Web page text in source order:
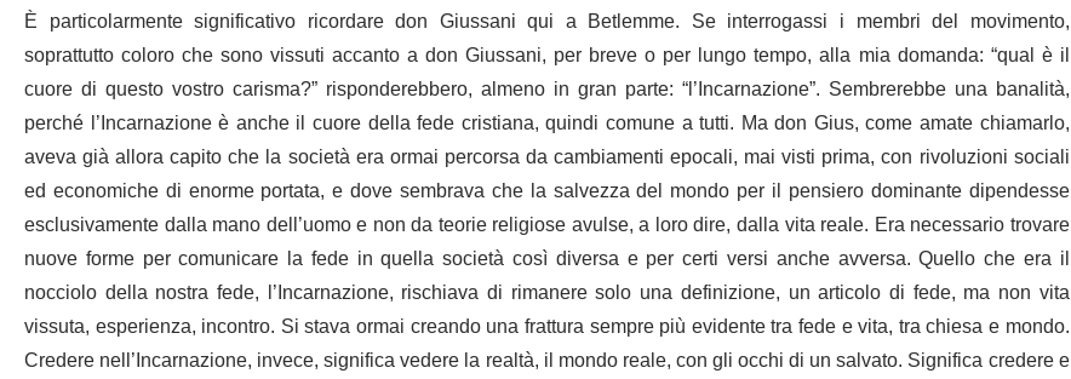
È particolarmente significativo ricordare don Giussani qui a Betlemme. Se interrogassi i membri del movimento,
soprattutto coloro che sono vissuti accanto a don Giussani, per breve o per lungo tempo, alla mia domanda: “qual è il
cuore di questo vostro carisma?” risponderebbero, almeno in gran parte: “l’Incarnazione”. Sembrerebbe una banalità,
perché l’Incarnazione è anche il cuore della fede cristiana, quindi comune a tutti. Ma don Gius, come amate chiamarlo,
aveva già allora capito che la società era ormai percorsa da cambiamenti epocali, mai visti prima, con rivoluzioni sociali
ed economiche di enorme portata, e dove sembrava che la salvezza del mondo per il pensiero dominante dipendesse
esclusivamente dalla mano dell’uomo e non da teorie religiose avulse, a loro dire, dalla vita reale. Era necessario trovare
nuove forme per comunicare la fede in quella società così diversa e per certi versi anche avversa. Quello che era il
nocciolo della nostra fede, l’Incarnazione, rischiava di rimanere solo una definizione, un articolo di fede, ma non vita
vissuta, esperienza, incontro. Si stava ormai creando una frattura sempre più evidente tra fede e vita, tra chiesa e mondo.
Credere nell’Incarnazione, invece, significa vedere la realtà, il mondo reale, con gli occhi di un salvato. Significa credere e